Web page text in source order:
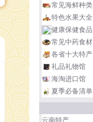
常见海鲜种类
特色水果大全
健康保健食品
常见中药食材
各省十大特产
礼品礼物馆
海淘进口馆
夏季必备清单
云南特产